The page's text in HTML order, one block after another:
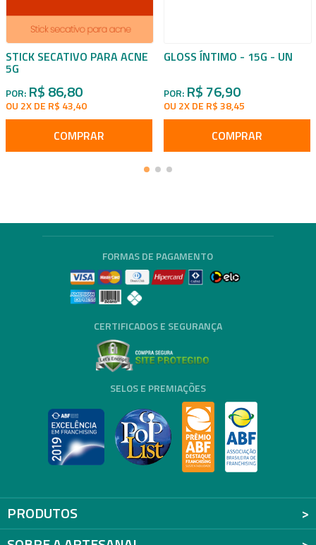
STICK SECATIVO PARA ACNE
5G
POR: R$ 86,80
OU 2X DE R$ 43,40
COMPRAR
GLOSS ÍNTIMO - 15G - UN
POR: R$ 76,90
OU 2X DE R$ 38,45
COMPRAR
PRODUTOS
FORMAS DE PAGAMENTO
CERTIFICADOS E SEGURANÇA
SELOS E PREMIAÇÕES